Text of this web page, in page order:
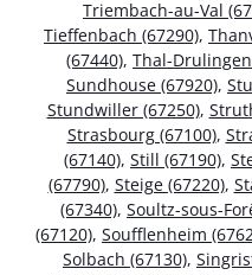
Triembach-au-Val
Tieffenbach (67290),
(67440), Thal-
Sundhouse (67920),
Stundwiller (67250),
Strasbourg (67100),
(67140), Still (67190),
(67790), Steige (67220),
(67340), Soultz-sous-
(67120), Soufflenheim
Solbach (67130),